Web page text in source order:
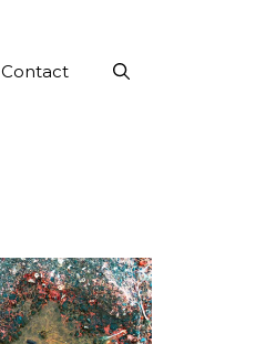
Contact